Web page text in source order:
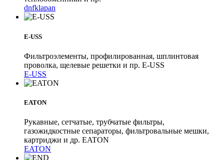
dnfklapan
E-USS
Фильтроэлементы, профилированная, шплинтовая
проволка, щелевые решетки и пр. E-USS
E-USS
EATON
Рукавные, сетчатые, трубчатые фильтры,
газожидкостные сепараторы, фильтровальные мешки,
картриджи и др. EATON
EATON